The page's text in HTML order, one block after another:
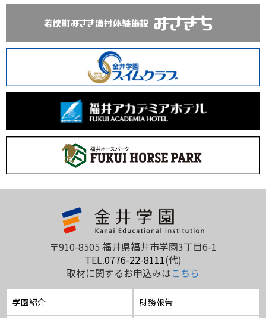
〒910-8505 福井県福井市学園3丁目6-1
TEL.0776-22-8111(代)
取材に関するお申込みはこちら
学園紹介 財務報告